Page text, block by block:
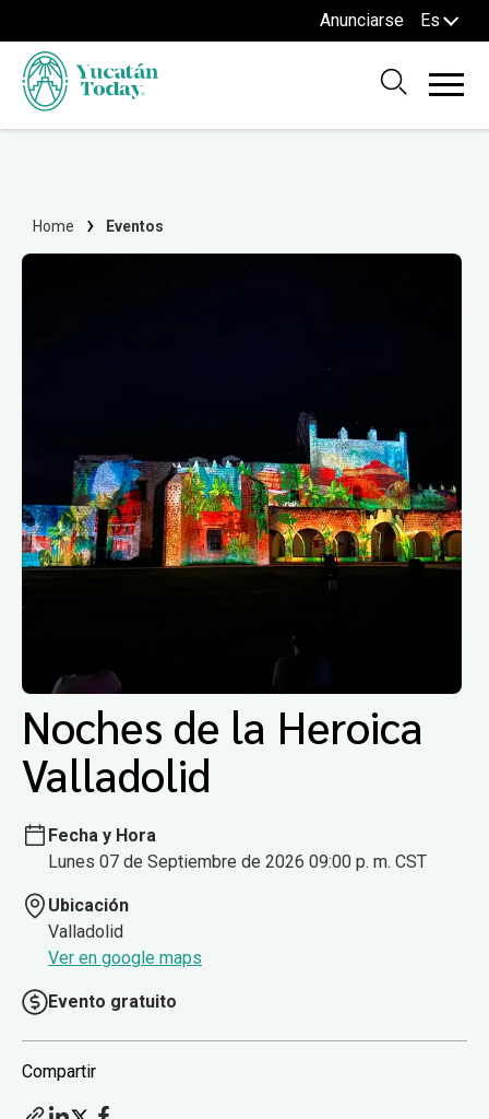
Anunciarse Es
Home Eventos
Noches de la Heroica
Valladolid
Fecha y Hora
Lunes 07 de Septiembre de 2026 09:00 p. m. CST
Ubicación
Valladolid
Ver en google maps
Evento gratuito
Compartir